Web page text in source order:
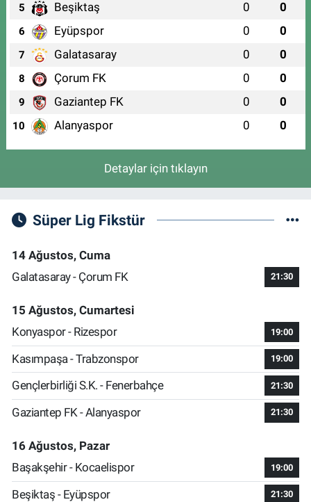
5 Beşiktaş 0 0
6 Eyüpspor 0 0
7 Galatasaray 0 0
8 Çorum FK 0 0
9 Gaziantep FK 0 0
10 Alanyaspor 0 0
Detaylar için tıklayın
Süper Lig Fikstür
14 Ağustos, Cuma
Galatasaray - Çorum FK
21:30
15 Ağustos, Cumartesi
Konyaspor - Rizespor
19:00
Kasımpaşa - Trabzonspor 19:00
Gençlerbirliği S.K. - Fenerbahçe 21:30
Gaziantep FK - Alanyaspor 21:30
16 Ağustos, Pazar
Başakşehir - Kocaelispor
19:00
Beşiktaş - Eyüpspor 21:30